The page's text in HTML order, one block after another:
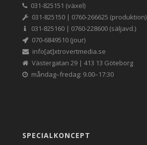
031-825151 (växel)
031-825150 | 0760-266625 (produktion)
031-825160 | 0760-228600 (säljavd.)
070-6849510 (jour)
info[at]xtrovertmedia.se
Västergatan 29 | 413 13 Göteborg
måndag–fredag: 9.00–17:30
SPECIALKONCEPT